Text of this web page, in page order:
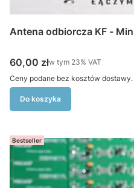
Cena brutto
60,00 złw tym %s VAT
w tym 23% VAT
Ceny podane bez kosztów dostawy.
Do koszyka
Bestseller